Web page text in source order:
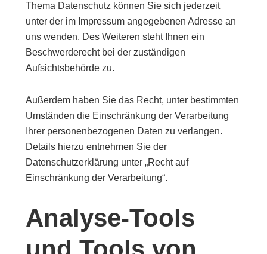
Thema Datenschutz können Sie sich jederzeit
unter der im Impressum angegebenen Adresse an
uns wenden. Des Weiteren steht Ihnen ein
Beschwerderecht bei der zuständigen
Aufsichtsbehörde zu.
Außerdem haben Sie das Recht, unter bestimmten
Umständen die Einschränkung der Verarbeitung
Ihrer personenbezogenen Daten zu verlangen.
Details hierzu entnehmen Sie der
Datenschutzerklärung unter „Recht auf
Einschränkung der Verarbeitung“.
Analyse-Tools